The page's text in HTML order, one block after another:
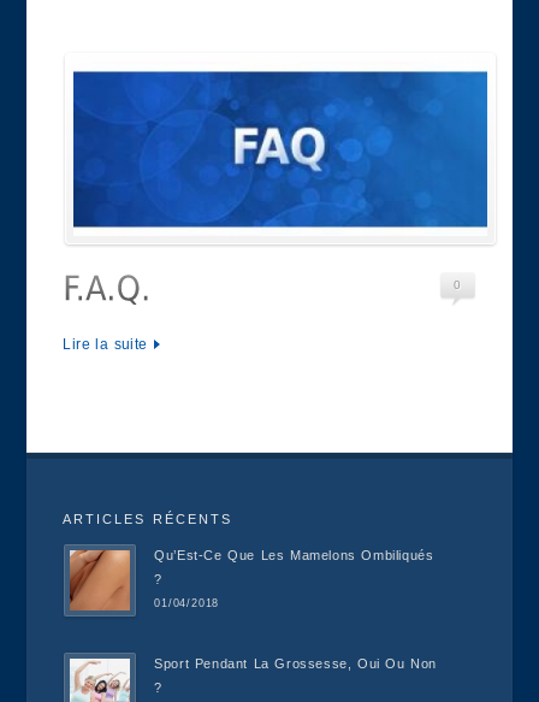
0
Lire la suite
ARTICLES RÉCENTS
Qu’Est-Ce Que Les Mamelons Ombiliqués
?
01/04/2018
Sport Pendant La Grossesse, Oui Ou Non
?